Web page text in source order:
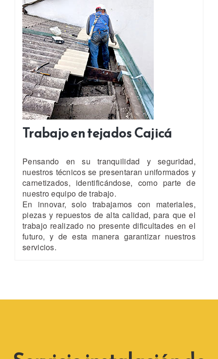
Trabajo en tejados Cajicá
Pensando en su tranquilidad y seguridad,
nuestros técnicos se presentaran uniformados y
carnetizados, identificándose, como parte de
nuestro equipo de trabajo.
En innovar, solo trabajamos con materiales,
piezas y repuestos de alta calidad, para que el
trabajo realizado no presente dificultades en el
futuro, y de esta manera garantizar nuestros
servicios.